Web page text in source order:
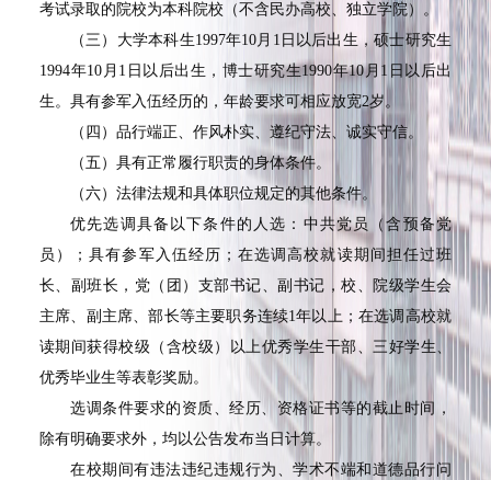
考试录取的院校为本科院校（不含民办高校、独立学院）。
（三）大学本科生1997年10月 1 日以后出生，硕士研究生
1994年10 月 1 日以后出生，博士研究生1990年10月 1 日以后出
生。具有参军入伍经历的，年龄要求可相应放宽2岁。
（四）品行端正、作风朴实、遵纪守法、诚实守信。
（五）具有正常履行职责的身体条件。
（六）法律法规和具体职位规定的其他条件。
优先选调具备以下条件的人选：中共党员（含预备党
员）；具有参军入伍经历；在选调高校就读期间担任过班
长、副班长，党（团）支部书记、副书记，校、院级学生会
主席、副主席、部长等主要职务连续1年以上；在选调高校就
读期间获得校级（含校级）以上优秀学生干部、三好学生、
优秀毕业生等表彰奖励。
选调条件要求的资质、经历、资格证书等的截止时间，
除有明确要求外，均以公告发布当日计算。
在校期间有违法违纪违规行为、学术不端和道德品行问